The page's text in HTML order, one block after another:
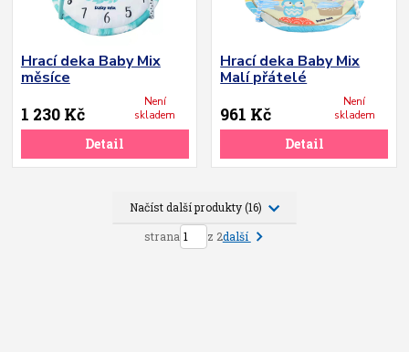
Hrací deka Baby Mix
měsíce
1 230 Kč
Není
skladem
Detail
Hrací deka Baby Mix
Malí přátelé
961 Kč
Není
skladem
Detail
Načíst další produkty (16)
strana z 2další